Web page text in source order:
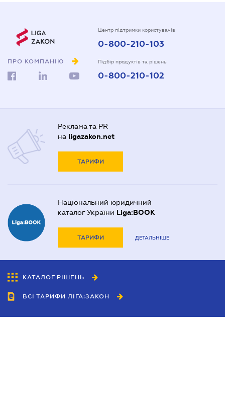
ПРО КОМПАНІЮ
Центр підтримки користувачів
0-800-210-103
Підбір продуктів та рішень
0-800-210-102
Реклама та PR
на ligazakon.net
ТАРИФИ
Національний юридичний
каталог України Liga:BOOK
ТАРИФИ ДЕТАЛЬНІШЕ
КАТАЛОГ РІШЕНЬ
ВСІ ТАРИФИ ЛІГА:ЗАКОН